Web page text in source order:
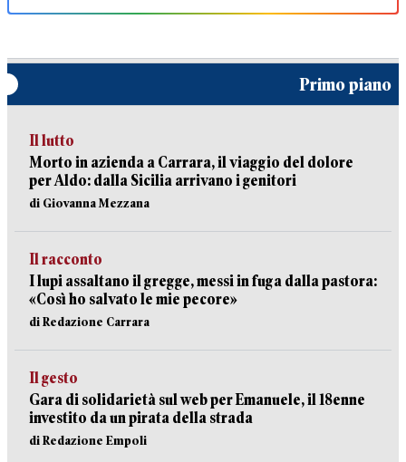
Primo piano
Il lutto
Morto in azienda a Carrara, il viaggio del dolore
per Aldo: dalla Sicilia arrivano i genitori
di Giovanna Mezzana
Il racconto
I lupi assaltano il gregge, messi in fuga dalla pastora:
«Così ho salvato le mie pecore»
di Redazione Carrara
Il gesto
Gara di solidarietà sul web per Emanuele, il 18enne
investito da un pirata della strada
di Redazione Empoli